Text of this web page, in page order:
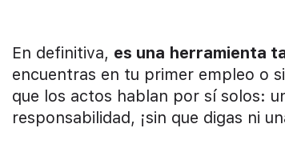
En definitiva, es una herramienta
encuentras en tu primer empleo o
que los actos hablan por sí solos:
responsabilidad, ¡sin que digas ni